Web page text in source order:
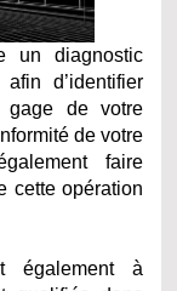
un diagnostic
d’identifier
gage de votre
de votre
faire
cette opération
également à